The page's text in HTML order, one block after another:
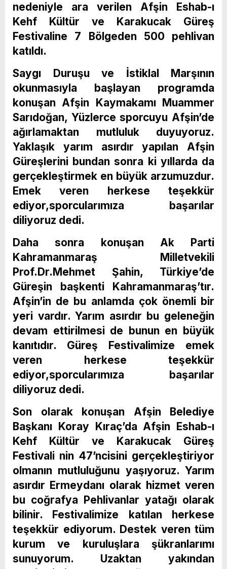
nedeniyle ara verilen Afşin Eshab-ı
Kehf Kültür ve Karakucak Güreş
Festivaline 7 Bölgeden 500 pehlivan
katıldı.
Saygı Duruşu ve İstiklal Marşının
okunmasıyla başlayan programda
konuşan Afşin Kaymakamı Muammer
Sarıdoğan, Yüzlerce sporcuyu Afşin’de
ağırlamaktan mutluluk duyuyoruz.
Yaklaşık yarım asırdır yapılan Afşin
Güreşlerini bundan sonra ki yıllarda da
gerçekleştirmek en büyük arzumuzdur.
Emek veren herkese teşekkür
ediyor,sporcularımıza başarılar
diliyoruz dedi.
Daha sonra konuşan Ak Parti
Kahramanmaraş Milletvekili
Prof.Dr.Mehmet Şahin, Türkiye’de
Güreşin başkenti Kahramanmaraş’tır.
Afşin’in de bu anlamda çok önemli bir
yeri vardır. Yarım asırdır bu geleneğin
devam ettirilmesi de bunun en büyük
kanıtıdır. Güreş Festivalimize emek
veren herkese teşekkür
ediyor,sporcularımıza başarılar
diliyoruz dedi.
Son olarak konuşan Afşin Belediye
Başkanı Koray Kıraç’da Afşin Eshab-ı
Kehf Kültür ve Karakucak Güreş
Festivali nin 47’ncisini gerçekleştiriyor
olmanın mutluluğunu yaşıyoruz. Yarım
asırdır Ermeydanı olarak hizmet veren
bu coğrafya Pehlivanlar yatağı olarak
bilinir. Festivalimize katılan herkese
teşekkür ediyorum. Destek veren tüm
kurum ve kuruluşlara şükranlarımı
sunuyorum. Uzaktan yakından